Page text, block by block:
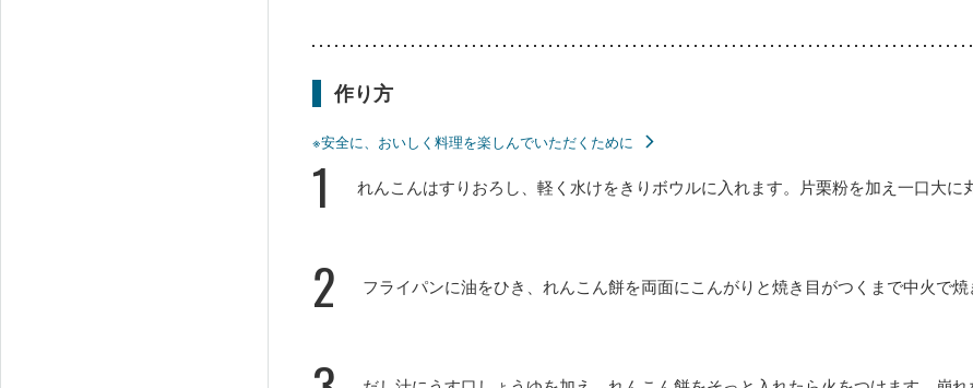
作り方
※安全に、おいしく料理を楽しんでいただくために
1 れんこんはすりおろし、軽く水けをきりボウルに入れます。片栗粉を加え一口大に
2 フライパンに油をひき、れんこん餅を両面にこんがりと焼き目がつくまで中火で焼